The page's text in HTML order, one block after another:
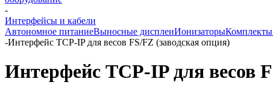
-
Интерфейсы и кабели
Автономное питаниеВыносные дисплеиИонизаторыКомплекты
-Интерфейс TCP-IP для весов FS/FZ (заводская опция)
Интерфейс TCP-IP для весов